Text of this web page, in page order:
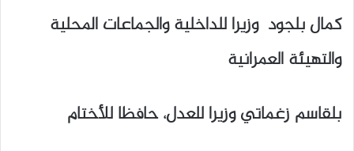
كمال بلجود وزيرا للداخلية والجماعات المحلية
والتهيئة العمرانية
بلقاسم زغماتي وزيرا للعدل، حافظا للأختام